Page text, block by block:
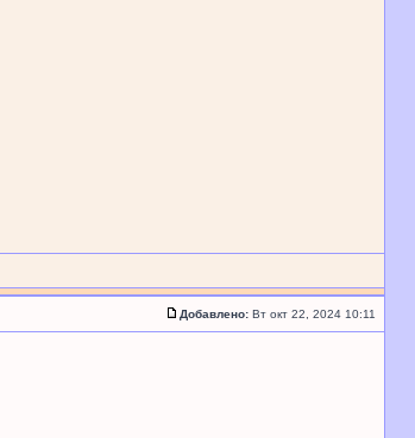
Добавлено: Вт окт 22, 2024 10:11